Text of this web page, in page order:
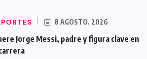
8 AGOSTO, 2026
Jorge Messi, padre y figura clave en